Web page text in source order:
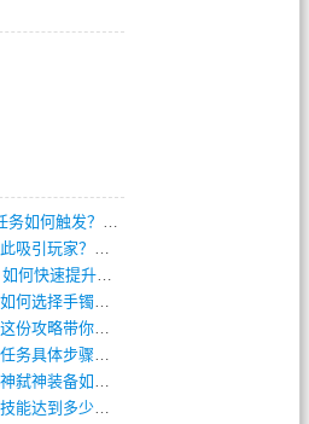
发？完整攻略解析
？深度攻略解析
提升角色等级？
择手镯装备？
略带你全掌握
是什么？如何完成？
获取与佩戴攻略？
级可以开始练装备？